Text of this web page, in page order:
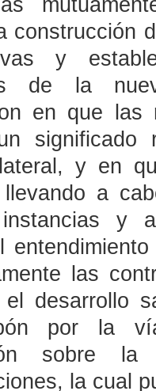
construcción
y
de la
en que las
y en
llevando a
y
las
el desarrollo
por la
sobre
la cual